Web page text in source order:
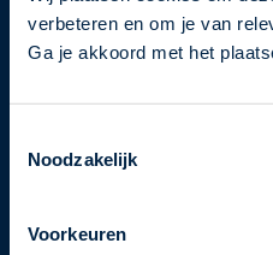
verbeteren en om je van
Ga je akkoord met het
Noodzakelijk
Voorkeuren
Direct naar
Ons verhaal
Bezuidenhoutseweg 12
T+31 70 349 03 49